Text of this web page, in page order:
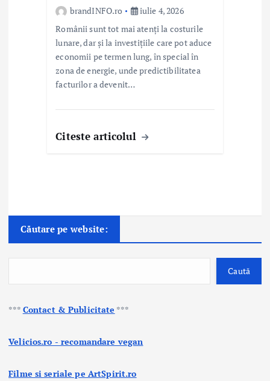
brandINFO.ro
iulie 4, 2026
Românii sunt tot mai atenți la costurile
lunare, dar și la investițiile care pot aduce
economii pe termen lung, în special în
zona de energie, unde predictibilitatea
facturilor a devenit…
Citeste articolul
Căutare pe website:
Caută
*** Contact & Publicitate ***
Velicios.ro - recomandare vegan
Filme si seriale pe ArtSpirit.ro